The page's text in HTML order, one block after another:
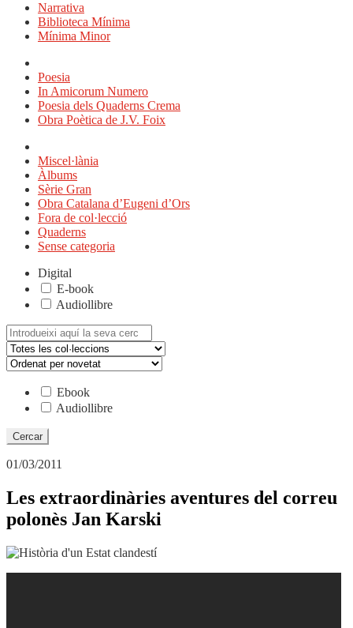
Narrativa
Biblioteca Mínima
Mínima Minor
Poesia
In Amicorum Numero
Poesia dels Quaderns Crema
Obra Poètica de J.V. Foix
Miscel·lània
Àlbums
Sèrie Gran
Obra Catalana d’Eugeni d’Ors
Fora de col·lecció
Quaderns
Sense categoria
Digital
E-book
Audiollibre
Cerca:
Ebook
Audiollibre
01/03/2011
Les extraordinàries aventures del correu
polonès Jan Karski